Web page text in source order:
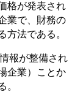
格が発表され
業で、財務の
方法である。
報が整備され
企業）ことか
。